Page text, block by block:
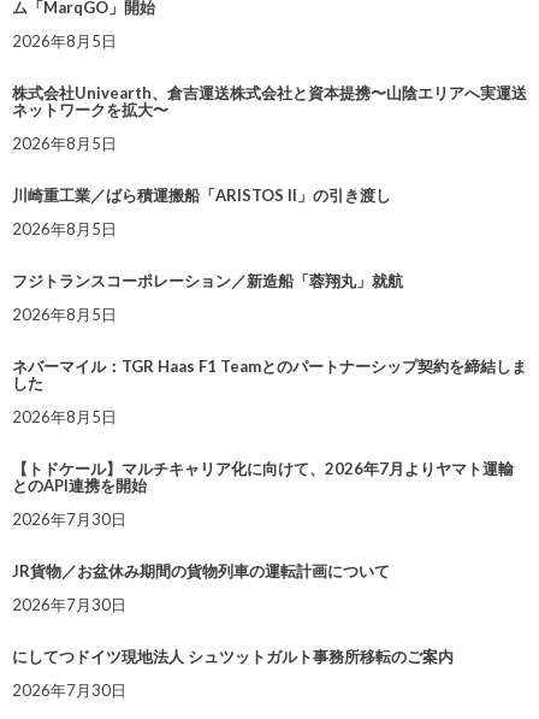
ム「MarqGO」開始
2026年8月5日
株式会社Univearth、倉吉運送株式会社と資本提携〜山陰エリアへ実運送
ネットワークを拡大〜
2026年8月5日
川崎重工業／ばら積運搬船「ARISTOS II」の引き渡し
2026年8月5日
フジトランスコーポレーション／新造船「蓉翔丸」就航
2026年8月5日
ネバーマイル：TGR Haas F1 Teamとのパートナーシップ契約を締結しま
した
2026年8月5日
【トドケール】マルチキャリア化に向けて、2026年7月よりヤマト運輸
とのAPI連携を開始
2026年7月30日
JR貨物／お盆休み期間の貨物列車の運転計画について
2026年7月30日
にしてつドイツ現地法人 シュツットガルト事務所移転のご案内
2026年7月30日